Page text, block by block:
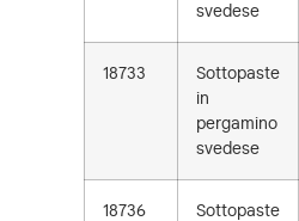
svedese
18733
Sottopaste
in
pergamino
svedese
18736
Sottopaste